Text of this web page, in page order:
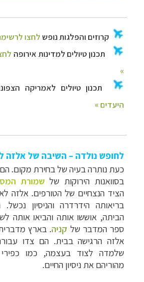
לחופש נולדה – השיבה של אלזה
כעת נותרה בעיה של בחירת מקום.
בסוואנות הירוקות של שמורת
הציד הנצחיים של הטורפים. אלזה
בריאותה הידרדרה והניסיון
הביתה, אוששו אותה והביאו אותה
ספר המדבר של קניה. בארץ מדברית
אלזה הרגישה בבית. הם צדו
שלמדה לצוד בעצמה, כמו כפירי
מהוריהם את ניסיון החיים.